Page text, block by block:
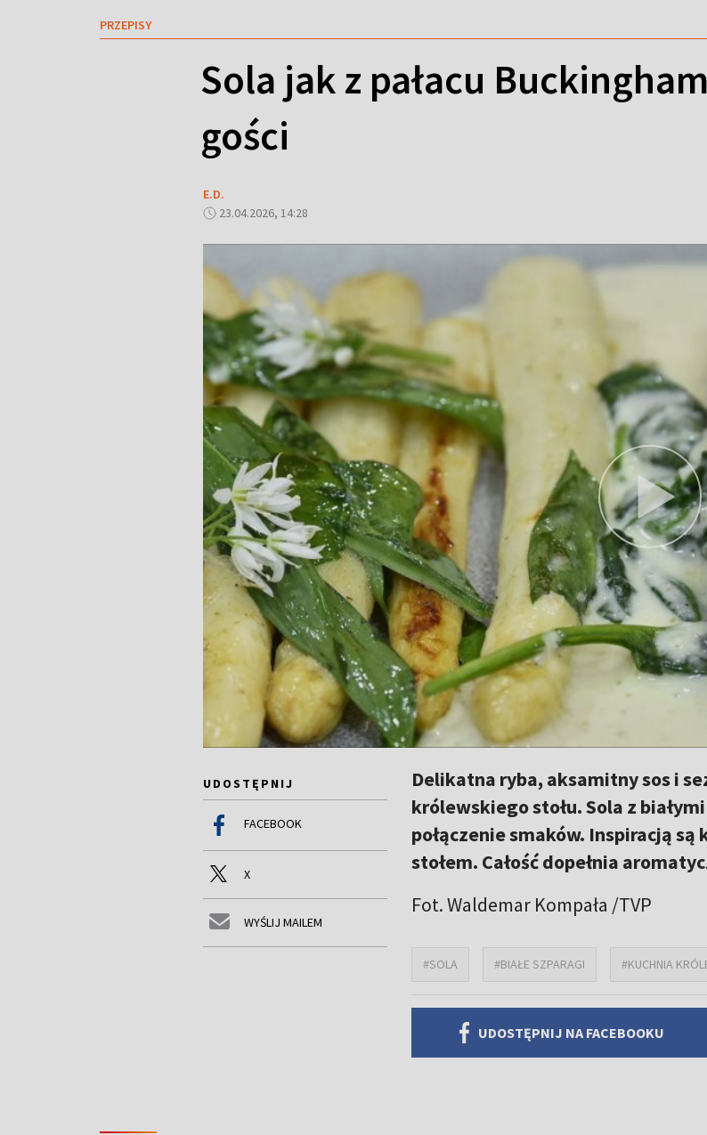
PRZEPISY
Sola jak z pałacu
gości
E.D.
23.04.2026, 14:28
UDOSTĘPNIJ
FACEBOOK
X
WYŚLIJ MAILEM
Delikatna ryba, aksamitny sos i
królewskiego stołu. Sola z
połączenie smaków. Inspiracją
stołem. Całość dopełnia
Fot. Waldemar Kompała /TVP
#SOLA #BIAŁE SZPARAGI #KUCHNIA
UDOSTĘPNIJ NA FACEBOOKU